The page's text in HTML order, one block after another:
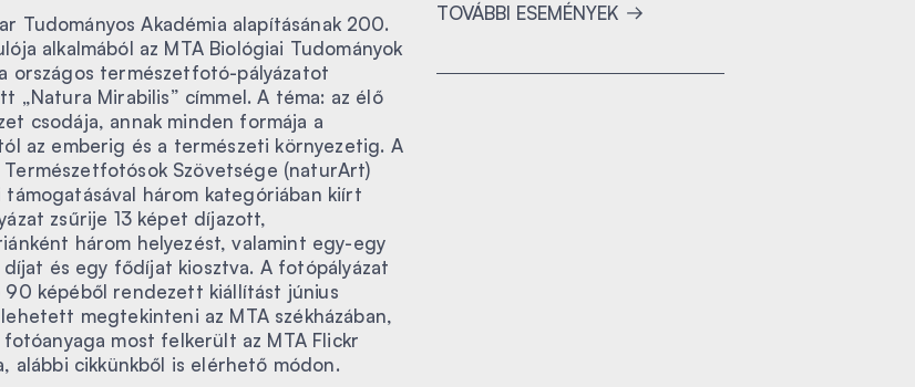
Tudományos Akadémia alapításának 200.
alkalmából az MTA Biológiai Tudományok
országos természetfotó-pályázatot
„Natura Mirabilis” címmel. A téma: az élő
csodája, annak minden formája a
az emberig és a természeti környezetig. A
Természetfotósok Szövetsége (naturArt)
támogatásával három kategóriában kiírt
zsűrije 13 képet díjazott,
három helyezést, valamint egy-egy
és egy fődíjat kiosztva. A fotópályázat
90 képéből rendezett kiállítást június
megtekinteni az MTA székházában,
most felkerült az MTA Flickr
alábbi cikkünkből is elérhető módon.
TOVÁBBI ESEMÉNYEK